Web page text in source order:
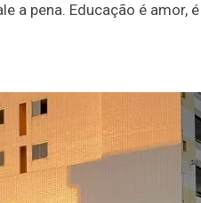
a pena. Educação é amor, é